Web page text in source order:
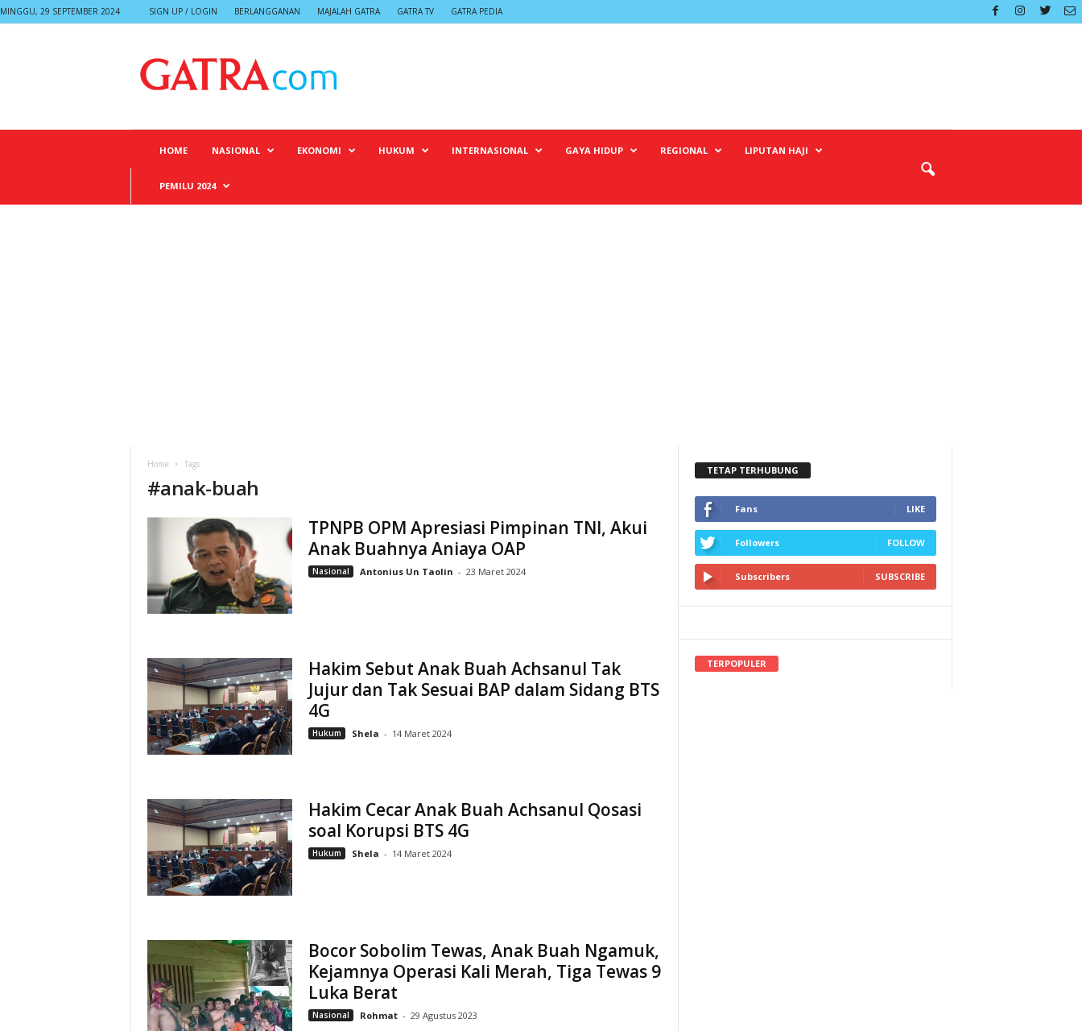
MINGGU, 29 SEPTEMBER 2024 SIGN UP / LOGIN BERLANGGANAN MAJALAH GATRA GATRA TV GATRA PEDIA
HOME NASIONAL EKONOMI HUKUM INTERNASIONAL GAYA HIDUP REGIONAL LIPUTAN HAJI
PEMILU 2024
Home Tags
#anak-buah
TPNPB OPM Apresiasi Pimpinan TNI, Akui
Anak Buahnya Aniaya OAP
Nasional Antonius Un Taolin - 23 Maret 2024
Hakim Sebut Anak Buah Achsanul Tak
Jujur dan Tak Sesuai BAP dalam Sidang BTS
4G
Hukum Shela - 14 Maret 2024
Hakim Cecar Anak Buah Achsanul Qosasi
soal Korupsi BTS 4G
Hukum Shela - 14 Maret 2024
Bocor Sobolim Tewas, Anak Buah Ngamuk,
Kejamnya Operasi Kali Merah, Tiga Tewas 9
Luka Berat
Nasional Rohmat - 29 Agustus 2023
TETAP TERHUBUNG
Fans LIKE
Followers FOLLOW
Subscribers SUBSCRIBE
TERPOPULER